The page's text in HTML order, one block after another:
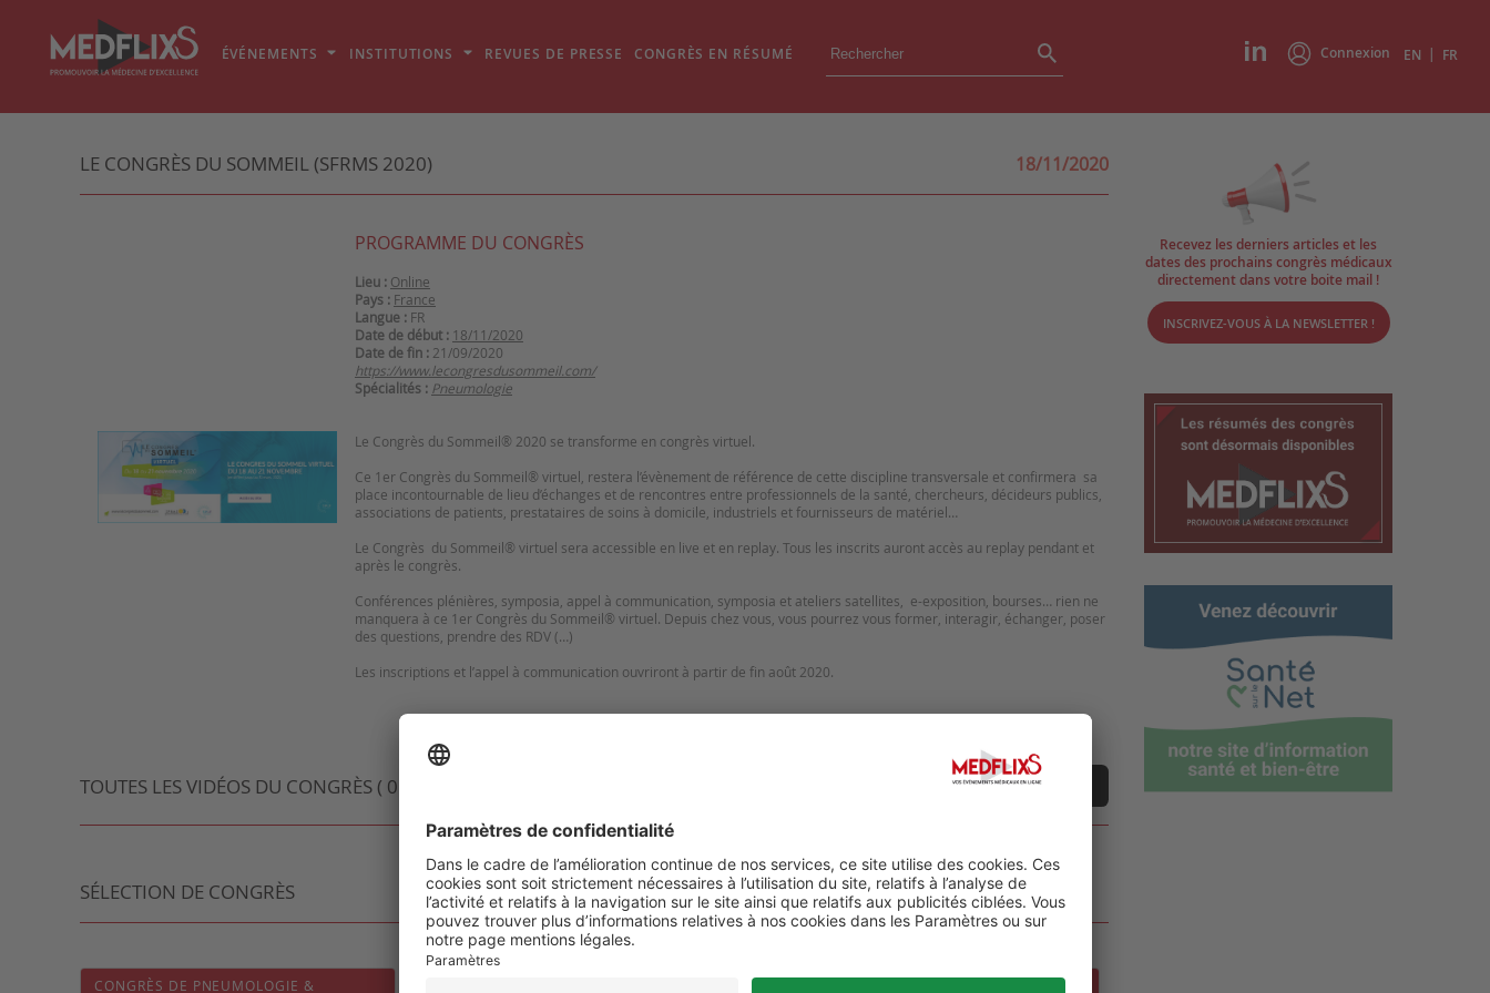
Connexion EN | FR
ÉVÉNEMENTS INSTITUTIONS REVUES DE PRESSE CONGRÈS EN RÉSUMÉ
LE CONGRÈS DU SOMMEIL (SFRMS 2020) 18/11/2020
PROGRAMME DU CONGRÈS
Lieu : Online
Pays : France
Langue : FR
Date de début : 18/11/2020
Date de fin : 21/09/2020
https://www.lecongresdusommeil.com/
Spécialités : Pneumologie
Le Congrès du Sommeil® 2020 se transforme en congrès virtuel.
Ce 1er Congrès du Sommeil® virtuel, restera l’évènement de référence de cette discipline transversale et confirmera sa
place incontournable de lieu d’échanges et de rencontres entre professionnels de la santé, chercheurs, décideurs publics,
associations de patients, prestataires de soins à domicile, industriels et fournisseurs de matériel…
Le Congrès du Sommeil® virtuel sera accessible en live et en replay. Tous les inscrits auront accès au replay pendant et
après le congrès.
Conférences plénières, symposia, appel à communication, symposia et ateliers satellites, e-exposition, bourses… rien ne
manquera à ce 1er Congrès du Sommeil® virtuel. Depuis chez vous, vous pourrez vous former, interagir, échanger, poser
des questions, prendre des RDV (…)
Les inscriptions et l’appel à communication ouvriront à partir de fin août 2020.
TOUTES LES VIDÉOS DU CONGRÈS ( 0 VIDÉO ) Suggérer une vidéo
SÉLECTION DE CONGRÈS
CONGRÈS DE PNEUMOLOGIE &
Recevez les derniers articles et les
dates des prochains congrès médicaux
directement dans votre boite mail !
INSCRIVEZ-VOUS À LA NEWSLETTER !